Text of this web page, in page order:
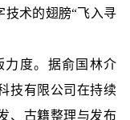
技术的翅膀“飞入寻
度。据俞国林介
技有限公司在持续
、古籍整理与发布